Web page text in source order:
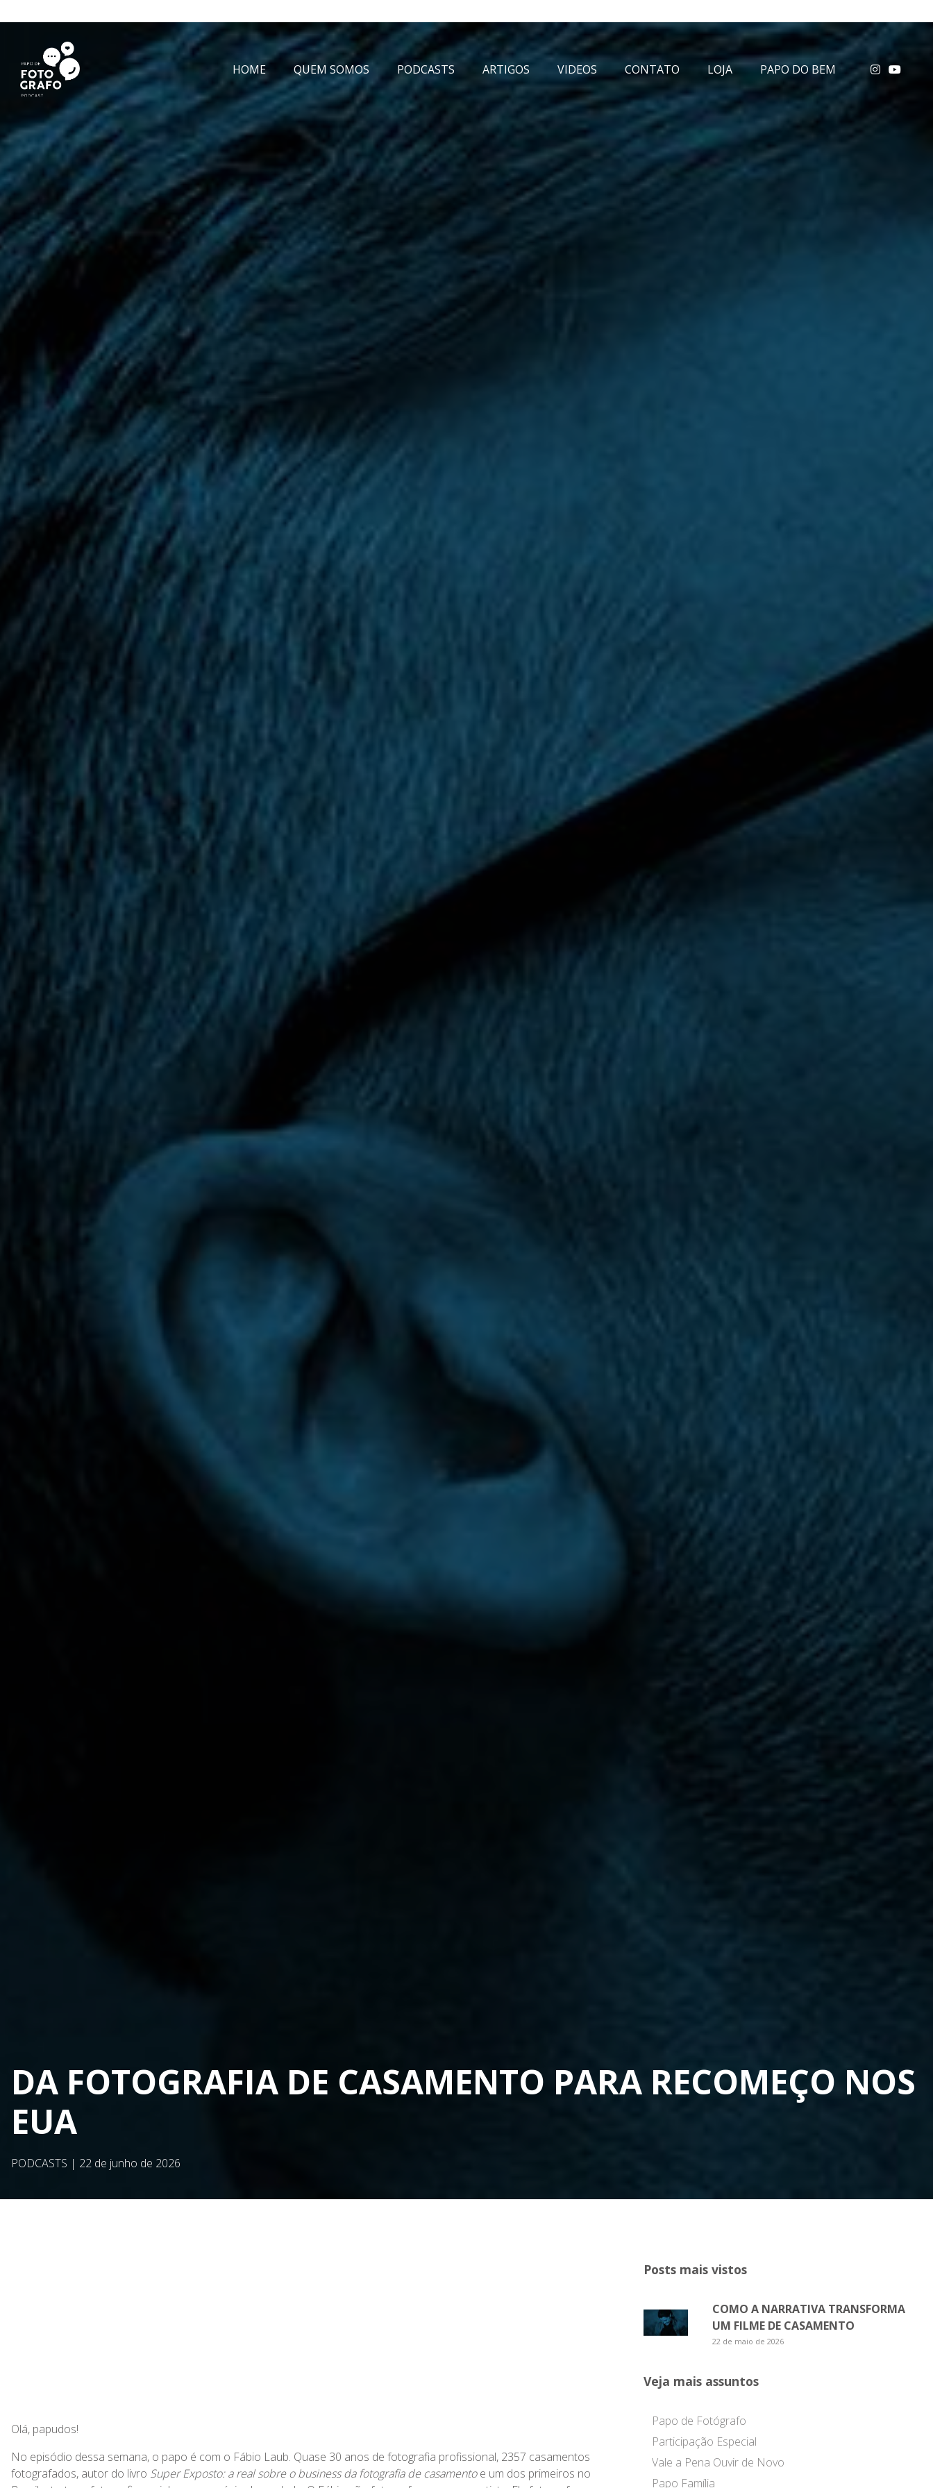
HOME QUEM SOMOS PODCASTS ARTIGOS VIDEOS CONTATO LOJA PAPO DO BEM
DA FOTOGRAFIA DE CASAMENTO PARA RECOMEÇO NOS
EUA
PODCASTS | 22 de junho de 2026
Olá, papudos!
No episódio dessa semana, o papo é com o Fábio Laub. Quase 30 anos de fotografia profissional, 2357 casamentos
fotografados, autor do livro Super Exposto: a real sobre o business da fotografia de casamentoe um dos primeiros no
Posts mais vistos
COMO A NARRATIVA TRANSFORMA
UM FILME DE CASAMENTO
22 de maio de 2026
Veja mais assuntos
Papo de Fotógrafo
Participação Especial
Vale a Pena Ouvir de Novo
Papo Família